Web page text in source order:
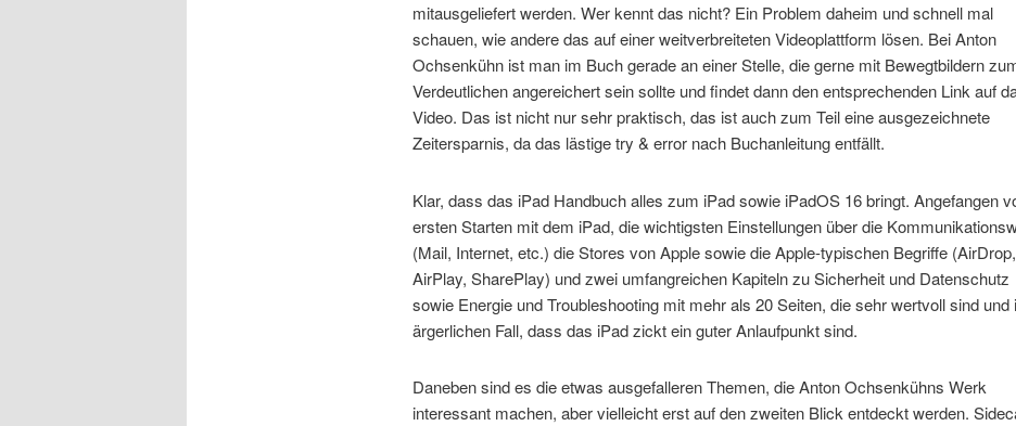
mitausgeliefert werden. Wer kennt das nicht? Ein Problem daheim und schnell mal
schauen, wie andere das auf einer weitverbreiteten Videoplattform lösen. Bei Anton
Ochsenkühn ist man im Buch gerade an einer Stelle, die gerne mit Bewegtbildern
Verdeutlichen angereichert sein sollte und findet dann den entsprechenden Link auf
Video. Das ist nicht nur sehr praktisch, das ist auch zum Teil eine ausgezeichnete
Zeitersparnis, da das lästige try & error nach Buchanleitung entfällt.
Klar, dass das iPad Handbuch alles zum iPad sowie iPadOS 16 bringt. Angefangen
ersten Starten mit dem iPad, die wichtigsten Einstellungen über die
(Mail, Internet, etc.) die Stores von Apple sowie die Apple-typischen Begriffe (AirDrop,
AirPlay, SharePlay) und zwei umfangreichen Kapiteln zu Sicherheit und Datenschutz
sowie Energie und Troubleshooting mit mehr als 20 Seiten, die sehr wertvoll sind und
ärgerlichen Fall, dass das iPad zickt ein guter Anlaufpunkt sind.
Daneben sind es die etwas ausgefalleren Themen, die Anton Ochsenkühns Werk
interessant machen, aber vielleicht erst auf den zweiten Blick entdeckt werden.